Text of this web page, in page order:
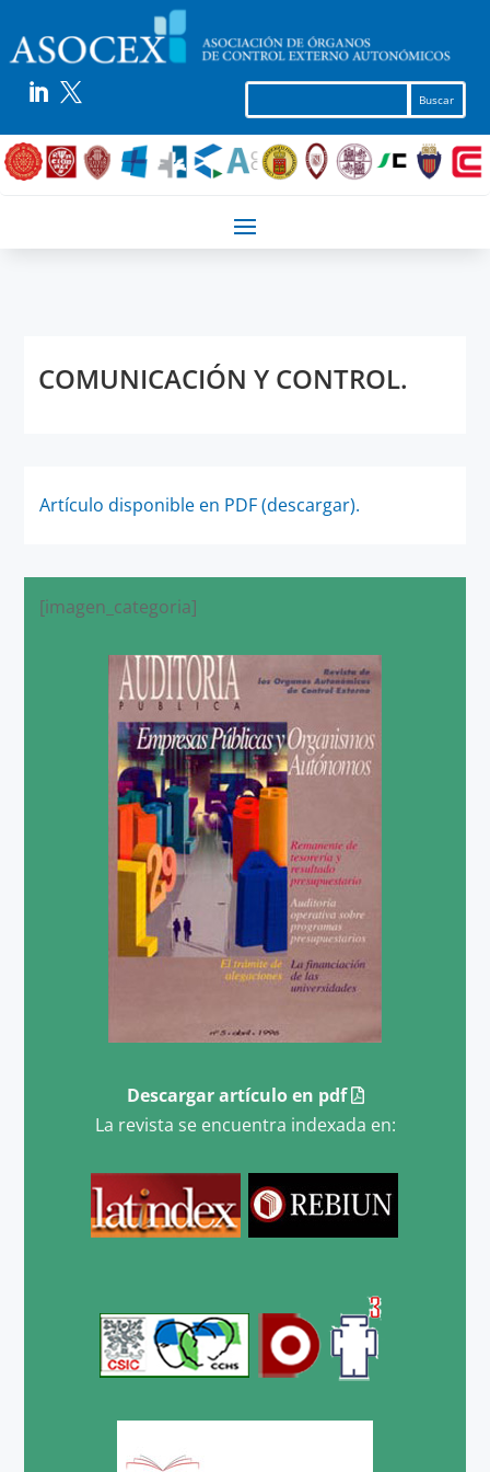
 
COMUNICACIÓN Y CONTROL.
Artículo disponible en PDF (descargar).
[imagen_categoria]
Descargar artículo en pdf
La revista se encuentra indexada en: